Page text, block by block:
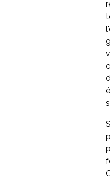
expressions
lors d'une
la conception
l'aide de Zoom
Pourquoi
pas le Graal de
l'expérience